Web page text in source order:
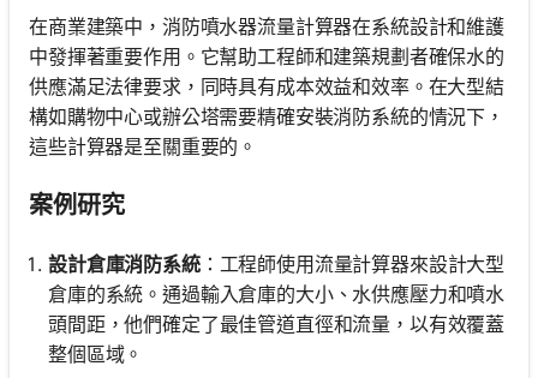
在商業建築中，消防噴水器流量計算器在系統設計和維護
中發揮著重要作用。它幫助工程師和建築規劃者確保水的
供應滿足法律要求，同時具有成本效益和效率。在大型結
構如購物中心或辦公塔需要精確安裝消防系統的情況下，
這些計算器是至關重要的。
案例研究
設計倉庫消防系統：工程師使用流量計算器來設計大型
倉庫的系統。通過輸入倉庫的大小、水供應壓力和噴水
頭間距，他們確定了最佳管道直徑和流量，以有效覆蓋
整個區域。